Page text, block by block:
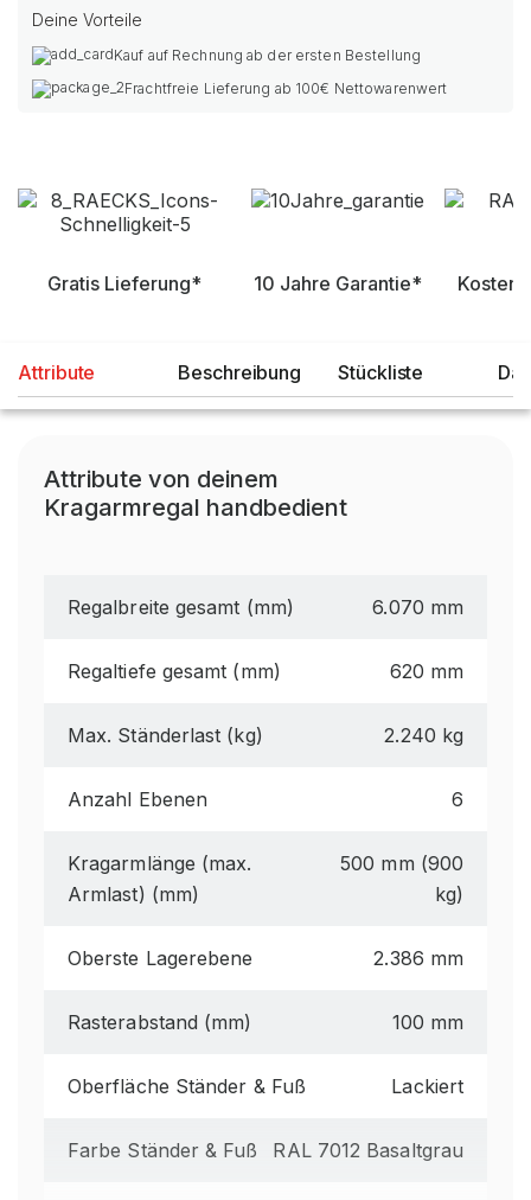
Deine Vorteile
Kauf auf Rechnung ab der ersten Bestellung
Frachtfreie Lieferung ab 100€ Nettowarenwert
Gratis Lieferung* 10 Jahre Garantie*
Attribute Beschreibung Stückliste
Attribute von deinem
Kragarmregal handbedient
Regalbreite gesamt (mm) 6.070 mm
Regaltiefe gesamt (mm) 620 mm
Max. Ständerlast (kg) 2.240 kg
Anzahl Ebenen 6
Kragarmlänge (max.
Armlast) (mm)
500 mm (900
kg)
Oberste Lagerebene 2.386 mm
Rasterabstand (mm) 100 mm
Oberfläche Ständer & Fuß Lackiert
Farbe Ständer & Fuß RAL 7012 Basaltgrau